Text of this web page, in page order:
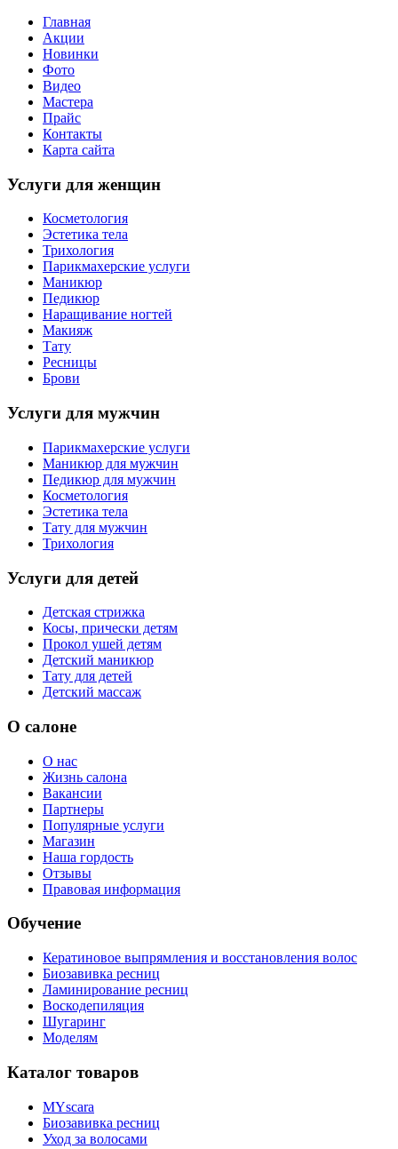
Главная
Акции
Новинки
Фото
Видео
Мастера
Прайс
Контакты
Карта сайта
Услуги для женщин
Косметология
Эстетика тела
Трихология
Парикмахерские услуги
Маникюр
Педикюр
Наращивание ногтей
Макияж
Тату
Ресницы
Брови
Услуги для мужчин
Парикмахерские услуги
Маникюр для мужчин
Педикюр для мужчин
Косметология
Эстетика тела
Тату для мужчин
Трихология
Услуги для детей
Детская стрижка
Косы, прически детям
Прокол ушей детям
Детский маникюр
Тату для детей
Детский массаж
О салоне
О нас
Жизнь салона
Вакансии
Партнеры
Популярные услуги
Магазин
Наша гордость
Отзывы
Правовая информация
Обучение
Кератиновое выпрямления и восстановления волос
Биозавивка ресниц
Ламинирование ресниц
Воскодепиляция
Шугаринг
Моделям
Каталог товаров
MYscara
Биозавивка ресниц
Уход за волосами